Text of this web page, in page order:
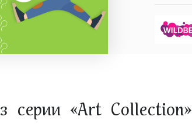
серии «Art Collection»